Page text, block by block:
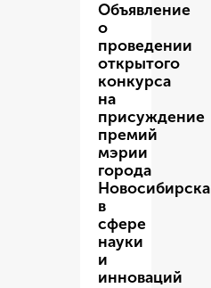
Объявление
о
проведении
открытого
конкурса
на
присуждение
премий
мэрии
города
Новосибирска
в
сфере
науки
и
инноваций